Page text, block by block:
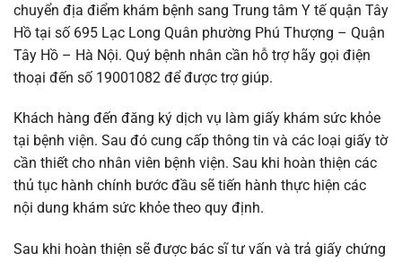
chuyển địa điểm khám bệnh sang Trung tâm Y tế quận Tây
Hồ tại số 695 Lạc Long Quân phường Phú Thượng – Quận
Tây Hồ – Hà Nội. Quý bệnh nhân cần hỗ trợ hãy gọi điện
thoại đến số 19001082 để được trợ giúp.
Khách hàng đến đăng ký dịch vụ làm giấy khám sức khỏe
tại bệnh viện. Sau đó cung cấp thông tin và các loại giấy tờ
cần thiết cho nhân viên bệnh viện. Sau khi hoàn thiện các
thủ tục hành chính bước đầu sẽ tiến hành thực hiện các
nội dung khám sức khỏe theo quy định.
Sau khi hoàn thiện sẽ được bác sĩ tư vấn và trả giấy chứng